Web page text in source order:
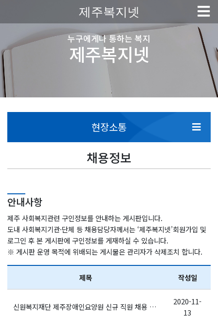
제주복지넷
누구에게나 통하는 복지
제주복지넷
현장소통
채용정보
안내사항
제주 사회복지관련 구인정보를 안내하는 게시판입니다.
도내 사회복지기관·단체 등 채용담당자께서는 ‘제주복지넷’회원가입 및
로그인 후 본 게시판에 구인정보를 게재하실 수 있습니다.
※ 게시판 운영 목적에 위배되는 게시물은 관리자가 삭제조치 합니다.
제목 작성일
신원복지재단 제주장애인요양원 신규 직원 채용 재공고[내일키움일자리사업 - 계약직]
2020-11-
13